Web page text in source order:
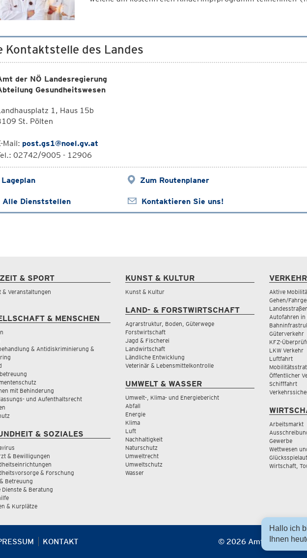
Kontaktstelle des Landes
der NÖ Landesregierung
Gesundheitswesen
1, Haus 15b
St. Pölten
Mail: post.gs1@noel.gv.at
02742/9005 - 12906
Lageplan Zum Routenplaner
Alle Dienststellen Kontaktieren Sie uns!
& SPORT
& Veranstaltungen
& MENSCHEN
& Antidiskriminierung &
mit Behinderung
und Aufenthaltsrecht
& SOZIALES
& Bewilligungen
& Forschung
Betreuung
Dienste & Beratung
& Kurplätze
KUNST & KULTUR
Kunst & Kultur
LAND- & FORSTWIRTSCHAFT
Agrarstruktur, Boden, Güterwege
Forstwirtschaft
Jagd & Fischerei
Landwirtschaft
Ländliche Entwicklung
Veterinär & Lebensmittelkontrolle
UMWELT & WASSER
Umwelt-, Klima- und Energiebericht
Abfall
Energie
Klima
Luft
Nachhaltigkeit
Naturschutz
Umweltrecht
Umweltschutz
Wasser
Aktive
Gehen/
Autofahren in
Güterverkehr
KFZ-
LKW Verkehr
Luftfahrt
Öffentlicher
Schifffahrt
Arbeitsmarkt
Gewerbe
Wettwesen
Wirtschaft,
KONTAKT © 2026 Amt der NÖ
Hallo ich
Ihnen